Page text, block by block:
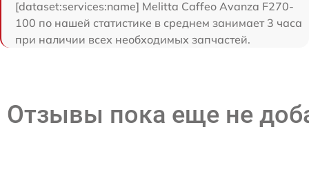
[dataset:services:name] Melitta Caffeo Avanza F270-
100 по нашей статистике в среднем занимает 3 часа
при наличии всех необходимых запчастей.
Отзывы пока еще не